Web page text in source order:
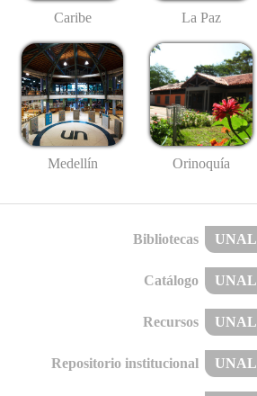
Caribe La Paz
Medellín Orinoquía
Bibliotecas UNAL
Catálogo UNAL
Recursos UNAL
Repositorio institucional UNAL